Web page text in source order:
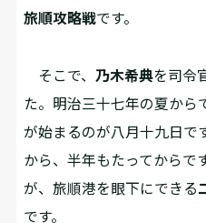
旅順攻略戦です。
そこで、 乃木希典を司令
た。明治三十七年の夏から
が始まるのが八月十九日で
から、半年もたってからで
が、旅順港を眼下にできる
です。